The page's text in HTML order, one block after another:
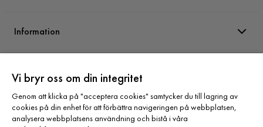
Information
Sortiment
Vi bryr oss om din integritet
Genom att klicka på "acceptera cookies" samtycker du till lagring av
cookies på din enhet för att förbättra navigeringen på webbplatsen,
analysera webbplatsens användning och bistå i våra